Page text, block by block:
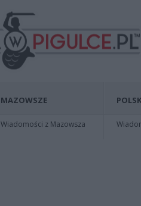
MAZOWSZE
Wiadomości z Mazowsza